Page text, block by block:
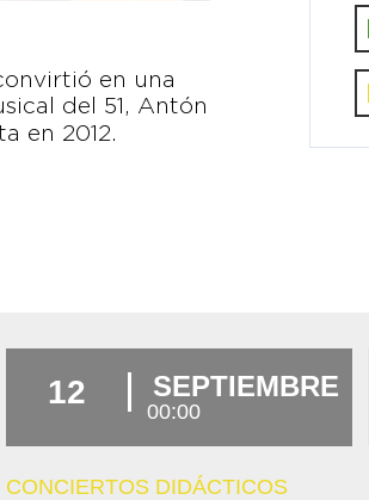
en una
del 51, Antón
en 2012.
12 SEPTIEMBRE
00:00
CONCIERTOS DIDÁCTICOS